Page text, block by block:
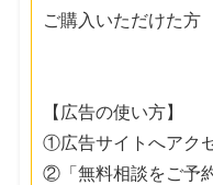
ご購入いただけた方
【広告の使い方】
①広告サイトへアク
②「無料相談をご予